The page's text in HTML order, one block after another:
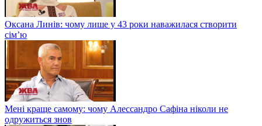
Оксана Линів: чому лише у 43 роки наважилася створити
сім’ю
Мені краще самому: чому Алессандро Сафіна ніколи не
одружиться знов